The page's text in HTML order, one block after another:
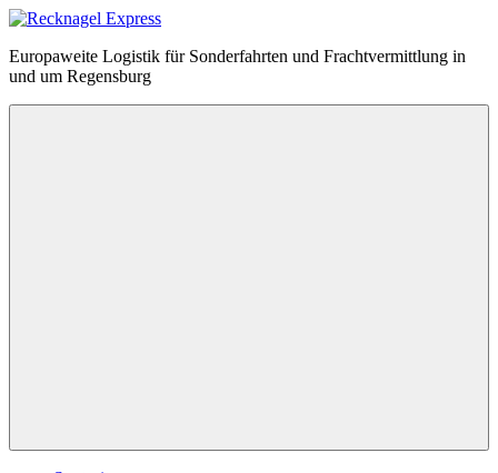
Zum
springen
Recknagel
Express
Europaweite Logistik für Sonderfahrten und Frachtvermittlung in
und um Regensburg